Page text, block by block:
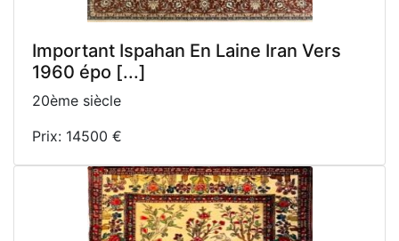
Important Ispahan En Laine Iran Vers
1960 épo [...]
20ème siècle
Prix: 14500 €